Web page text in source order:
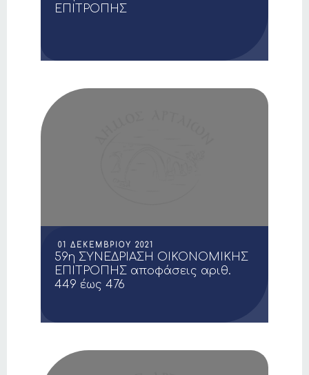
ΕΠΙΤΡΟΠΗΣ
01 ΔΕΚΕΜΒΡΊΟΥ 2021
59η ΣΥΝΕΔΡΙΑΣΗ ΟΙΚΟΝΟΜΙΚΗΣ
ΕΠΙΤΡΟΠΗΣ αποφάσεις αριθ.
449 έως 476